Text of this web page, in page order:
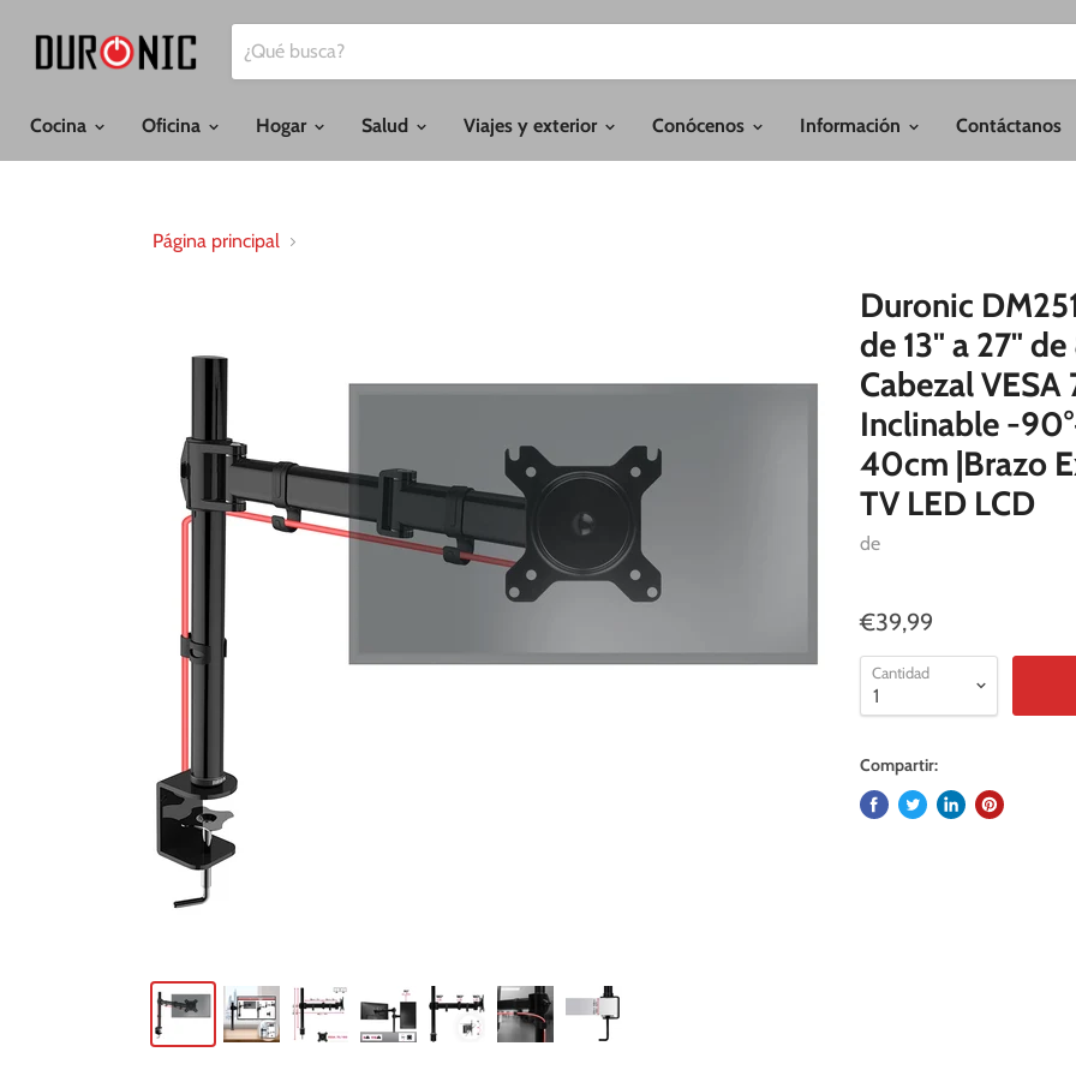
Cocina Oficina Hogar Salud Viajes y exterior Conócenos Información Contáctanos
Página principal
Duronic
de 13" a 27"
Cabezal
Inclinable -
40cm |Brazo
TV LED LCD
de
€39,99
Cantidad
Compartir: